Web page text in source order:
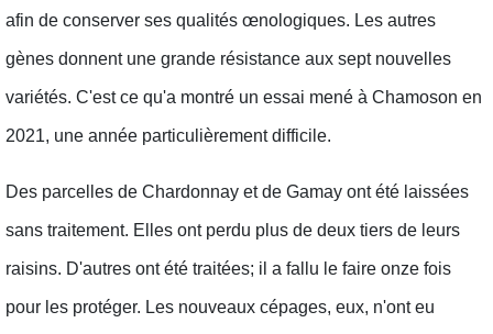
afin de conserver ses qualités œnologiques. Les autres
gènes donnent une grande résistance aux sept nouvelles
variétés. C'est ce qu'a montré un essai mené à Chamoson en
2021, une année particulièrement difficile.
Des parcelles de Chardonnay et de Gamay ont été laissées
sans traitement. Elles ont perdu plus de deux tiers de leurs
raisins. D'autres ont été traitées; il a fallu le faire onze fois
pour les protéger. Les nouveaux cépages, eux, n'ont eu